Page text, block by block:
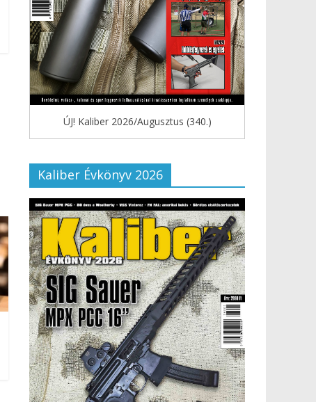
ÚJ! Kaliber 2026/Augusztus (340.)
Kaliber Évkönyv 2026